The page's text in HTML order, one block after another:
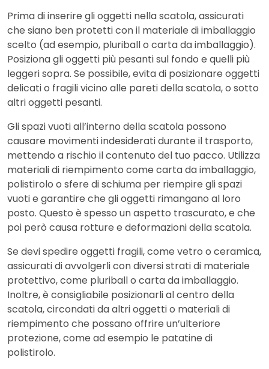
Prima di inserire gli oggetti nella scatola, assicurati
che siano ben protetti con il materiale di imballaggio
scelto (ad esempio, pluriball o carta da imballaggio).
Posiziona gli oggetti più pesanti sul fondo e quelli più
leggeri sopra. Se possibile, evita di posizionare oggetti
delicati o fragili vicino alle pareti della scatola, o sotto
altri oggetti pesanti.
Gli spazi vuoti all’interno della scatola possono
causare movimenti indesiderati durante il trasporto,
mettendo a rischio il contenuto del tuo pacco. Utilizza
materiali di riempimento come carta da imballaggio,
polistirolo o sfere di schiuma per riempire gli spazi
vuoti e garantire che gli oggetti rimangano al loro
posto. Questo è spesso un aspetto trascurato, e che
poi però causa rotture e deformazioni della scatola.
Se devi spedire oggetti fragili, come vetro o ceramica,
assicurati di avvolgerli con diversi strati di materiale
protettivo, come pluriball o carta da imballaggio.
Inoltre, è consigliabile posizionarli al centro della
scatola, circondati da altri oggetti o materiali di
riempimento che possano offrire un’ulteriore
protezione, come ad esempio le patatine di
polistirolo.